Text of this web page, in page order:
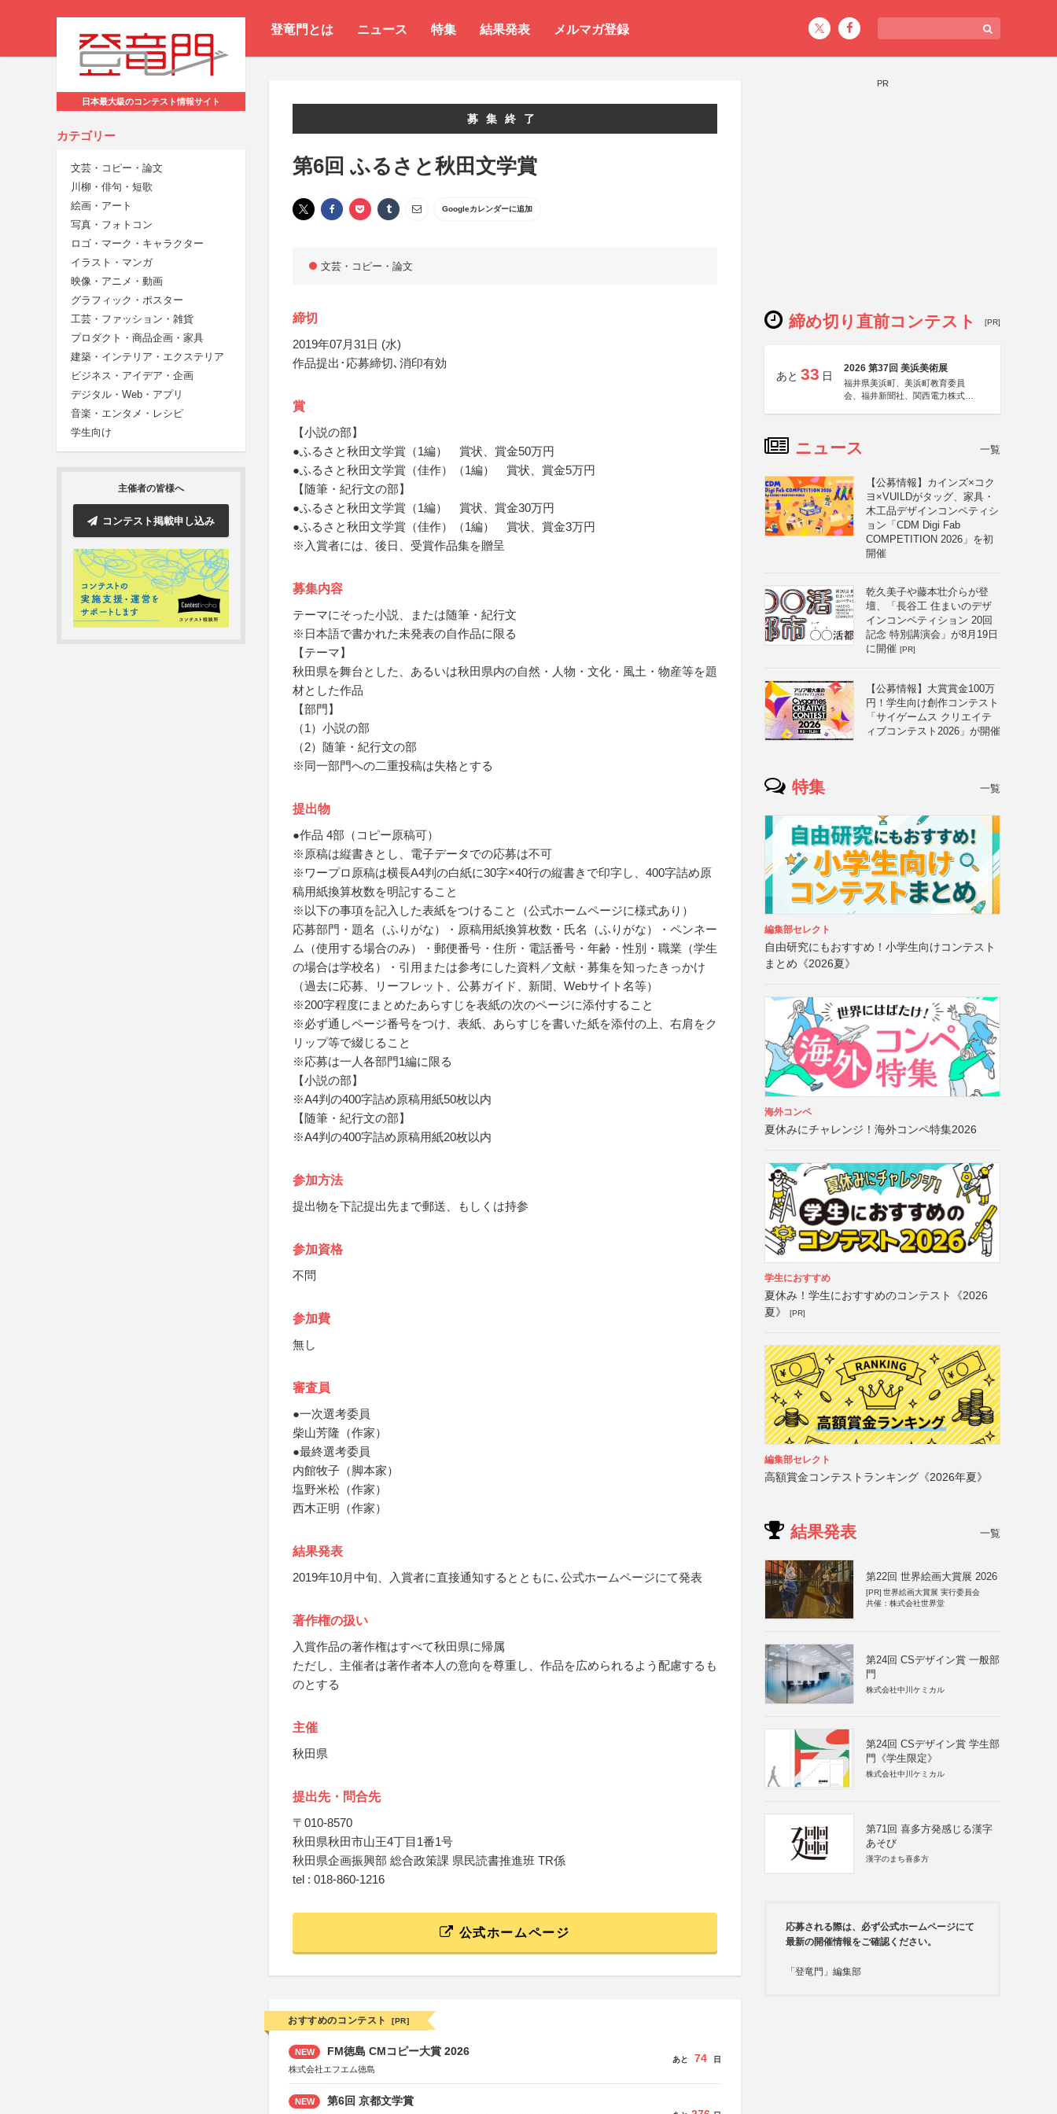
登竜門とは ニュース 特集 結果発表 メルマガ登録
日本最大級のコンテスト情報サイト
カテゴリー
文芸・コピー・論文
川柳・俳句・短歌
絵画・アート
写真・フォトコン
ロゴ・マーク・キャラクター
イラスト・マンガ
映像・アニメ・動画
グラフィック・ポスター
工芸・ファッション・雑貨
プロダクト・商品企画・家具
建築・インテリア・エクステリア
ビジネス・アイデア・企画
デジタル・Web・アプリ
音楽・エンタメ・レシピ
学生向け
主催者の皆様へ
コンテスト掲載申し込み
募集終了
第6回 ふるさと秋田文学賞
Googleカレンダーに追加
文芸・コピー・論文
締切
2019年07月31日 (水)
作品提出･応募締切､消印有効
賞
【小説の部】
●ふるさと秋田文学賞（1編） 賞状、賞金50万円
●ふるさと秋田文学賞（佳作）（1編） 賞状、賞金5万円
【随筆・紀行文の部】
●ふるさと秋田文学賞（1編） 賞状、賞金30万円
●ふるさと秋田文学賞（佳作）（1編） 賞状、賞金3万円
※入賞者には、後日、受賞作品集を贈呈
募集内容
テーマにそった小説、または随筆・紀行文
※日本語で書かれた未発表の自作品に限る
【テーマ】
秋田県を舞台とした、あるいは秋田県内の自然・人物・文化・風土・物産等を題
材とした作品
【部門】
（1）小説の部
（2）随筆・紀行文の部
※同一部門への二重投稿は失格とする
提出物
●作品 4部（コピー原稿可）
※原稿は縦書きとし、電子データでの応募は不可
※ワープロ原稿は横長A4判の白紙に30字×40行の縦書きで印字し、400字詰め原
稿用紙換算枚数を明記すること
※以下の事項を記入した表紙をつけること（公式ホームページに様式あり）
応募部門・題名（ふりがな）・原稿用紙換算枚数・氏名（ふりがな）・ペンネー
ム（使用する場合のみ）・郵便番号・住所・電話番号・年齢・性別・職業（学生
の場合は学校名）・引用または参考にした資料／文献・募集を知ったきっかけ
（過去に応募、リーフレット、公募ガイド、新聞、Webサイト名等）
※200字程度にまとめたあらすじを表紙の次のページに添付すること
※必ず通しページ番号をつけ、表紙、あらすじを書いた紙を添付の上、右肩をク
リップ等で綴じること
※応募は一人各部門1編に限る
【小説の部】
※A4判の400字詰め原稿用紙50枚以内
【随筆・紀行文の部】
※A4判の400字詰め原稿用紙20枚以内
参加方法
提出物を下記提出先まで郵送、もしくは持参
参加資格
不問
参加費
無し
審査員
●一次選考委員
柴山芳隆（作家）
●最終選考委員
内館牧子（脚本家）
塩野米松（作家）
西木正明（作家）
結果発表
2019年10月中旬、入賞者に直接通知するとともに､公式ホームページにて発表
著作権の扱い
入賞作品の著作権はすべて秋田県に帰属
ただし、主催者は著作者本人の意向を尊重し、作品を広められるよう配慮するも
のとする
主催
秋田県
提出先・問合先
〒010-8570
秋田県秋田市山王4丁目1番1号
秋田県企画振興部 総合政策課 県民読書推進班 TR係
tel : 018-860-1216
公式ホームページ
おすすめのコンテスト [PR]
NEW FM徳島 CMコピー大賞 2026
株式会社エフエム徳島
あと 74 日
NEW 第6回 京都文学賞
PR
締め切り直前コンテスト [PR]
あと 33 日
2026 第37回 美浜美術展
福井県美浜町、美浜町教育委員
会、福井新聞社、関西電力株式会
ニュース 一覧
【公募情報】カインズ×コク
ヨ×VUILDがタッグ、家具・
木工品デザインコンペティシ
ョン「CDM Digi Fab
COMPETITION 2026」を初
開催
乾久美子や藤本壮介らが登
壇、「長谷工 住まいのデザ
インコンペティション 20回
記念 特別講演会」が8月19日
に開催 [PR]
【公募情報】大賞賞金100万
円！学生向け創作コンテスト
「サイゲームス クリエイテ
ィブコンテスト2026」が開催
特集 一覧
編集部セレクト
自由研究にもおすすめ！小学生向けコンテスト
まとめ《2026夏》
海外コンペ
夏休みにチャレンジ！海外コンペ特集2026
学生におすすめ
夏休み！学生におすすめのコンテスト《2026
夏》
[PR]
編集部セレクト
高額賞金コンテストランキング《2026年夏》
結果発表 一覧
第22回 世界絵画大賞展 2026
[PR] 世界絵画大賞展 実行委員会
共催：株式会社世界堂
第24回 CSデザイン賞 一般部
門
株式会社中川ケミカル
第24回 CSデザイン賞 学生部
門《学生限定》
株式会社中川ケミカル
第71回 喜多方発感じる漢字
あそび
漢字のまち喜多方
応募される際は、必ず公式ホームページにて
最新の開催情報をご確認ください。
「登竜門」編集部